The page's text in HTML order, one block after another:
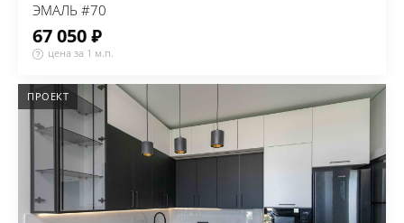
ЭМАЛЬ #70
67 050 ₽
цена за 1 м.п.
ПРОЕКТ